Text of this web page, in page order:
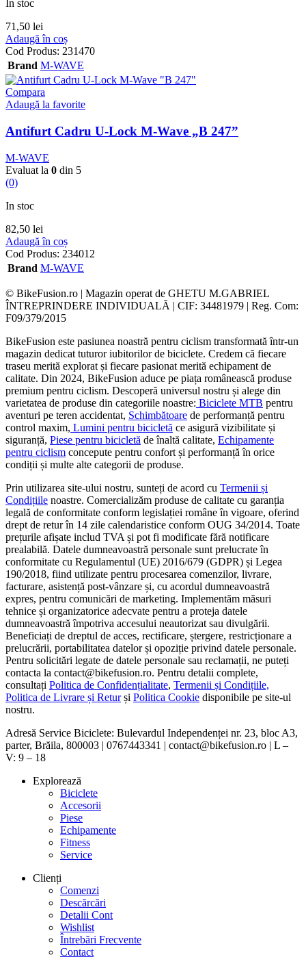
In stoc
71,50 lei
Adaugă în coș
Cod Produs: 231470
Brand M-WAVE
Compara
Adaugă la favorite
Antifurt Cadru U-Lock M-Wave „B 247”
M-WAVE
Evaluat la 0 din 5
(0)
In stoc
82,50 lei
Adaugă în coș
Cod Produs: 234012
Brand M-WAVE
© BikeFusion.ro | Magazin operat de GHETU M.GABRIEL
ÎNTREPRINDERE INDIVIDUALĂ | CIF: 34481979 | Reg. Com:
F09/379/2015
BikeFusion este pasiunea noastră pentru ciclism transformată într-un
magazin dedicat tuturor iubitorilor de biciclete. Credem că fiecare
traseu merită explorat și fiecare pasionat merită echipament de
calitate. Din 2024, BikeFusion aduce pe piața românească produse
premium pentru ciclism. Descoperă universul nostru și alege din
varietatea de produse din categoriile noastre: Biciclete MTB pentru
aventuri pe teren accidentat, Schimbătoare de performanță pentru
control maxim, Lumini pentru bicicletă ce asigură vizibilitate și
siguranță, Piese pentru bicicletă de înaltă calitate, Echipamente
pentru ciclism concepute pentru confort și performanță în orice
condiții și multe alte categorii de produse.
Prin utilizarea site-ului nostru, sunteți de acord cu Termenii și
Condițiile noastre. Comercializăm produse de calitate cu garanția
legală de conformitate conform legislației române în vigoare, oferind
drept de retur în 14 zile calendaristice conform OUG 34/2014. Toate
prețurile afișate includ TVA și pot fi modificate fără notificare
prealabilă. Datele dumneavoastră personale sunt prelucrate în
conformitate cu Regulamentul (UE) 2016/679 (GDPR) și Legea
190/2018, fiind utilizate pentru procesarea comenzilor, livrare,
facturare, asistență post-vânzare și, cu acordul dumneavoastră
expres, pentru comunicări de marketing. Implementăm măsuri
tehnice și organizatorice adecvate pentru a proteja datele
dumneavoastră împotriva accesului neautorizat sau divulgării.
Beneficiați de dreptul de acces, rectificare, ștergere, restricționare a
prelucrării, portabilitatea datelor și opoziție privind datele personale.
Pentru solicitări legate de datele personale sau reclamații, ne puteți
contacta la contact@bikefusion.ro. Pentru detalii complete,
consultați Politica de Confidențialitate, Termenii și Condițiile,
Politica de Livrare și Returși Politica Cookie disponibile pe site-ul
nostru.
Adresă Service Biciclete: Bulevardul Independenței nr. 23, bloc A3,
parter, Brăila, 800003 | 0767443341 | contact@bikefusion.ro | L –
V: 9 – 18
Explorează
Biciclete
Accesorii
Piese
Echipamente
Fitness
Service
Clienți
Comenzi
Descărcări
Detalii Cont
Wishlist
Întrebări Frecvente
Contact